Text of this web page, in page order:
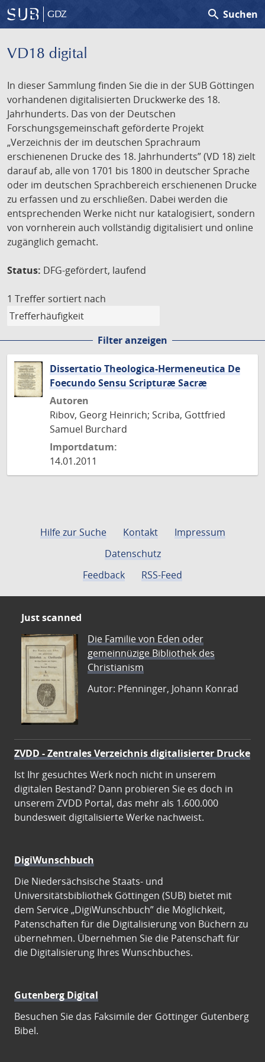
GDZ search Suchen
VD18 digital
In dieser Sammlung finden Sie die in der SUB Göttingen
vorhandenen digitalisierten Druckwerke des 18.
Jahrhunderts. Das von der Deutschen
Forschungsgemeinschaft geförderte Projekt
„Verzeichnis der im deutschen Sprachraum
erschienenen Drucke des 18. Jahrhunderts” (VD 18) zielt
darauf ab, alle von 1701 bis 1800 in deutscher Sprache
oder im deutschen Sprachbereich erschienenen Drucke
zu erfassen und zu erschließen. Dabei werden die
entsprechenden Werke nicht nur katalogisiert, sondern
von vornherein auch vollständig digitalisiert und online
zugänglich gemacht.
Status: DFG-gefördert, laufend
1 Treffer sortiert nach
Filter anzeigen
Dissertatio Theologica-Hermeneutica De
Foecundo Sensu Scripturæ Sacræ
Autoren
Ribov, Georg Heinrich; Scriba, Gottfried
Samuel Burchard
Importdatum:
14.01.2011
Hilfe zur Suche Kontakt
Impressum
Datenschutz
Feedback
RSS-Feed
Just scanned
Die Familie von Eden oder
gemeinnüzige Bibliothek des
Christianism
Autor: Pfenninger, Johann Konrad
ZVDD - Zentrales Verzeichnis digitalisierter Drucke
Ist Ihr gesuchtes Werk noch nicht in unserem
digitalen Bestand? Dann probieren Sie es doch in
unserem ZVDD Portal, das mehr als 1.600.000
bundesweit digitalisierte Werke nachweist.
DigiWunschbuch
Die Niedersächsische Staats- und
Universitätsbibliothek Göttingen (SUB) bietet mit
dem Service „DigiWunschbuch” die Möglichkeit,
Patenschaften für die Digitalisierung von Büchern zu
übernehmen. Übernehmen Sie die Patenschaft für
die Digitalisierung Ihres Wunschbuches.
Gutenberg Digital
Besuchen Sie das Faksimile der Göttinger Gutenberg
Bibel.